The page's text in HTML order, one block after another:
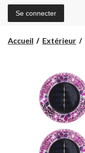
Se connecter
Accueil Extérieur